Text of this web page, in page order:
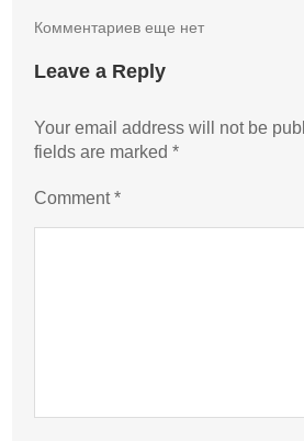
Комментариев еще нет
Leave a Reply
Your email address will not be
fields are marked*
Comment*